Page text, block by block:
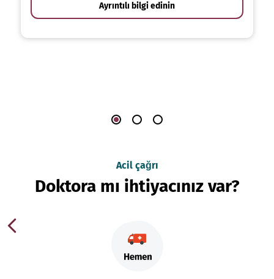
Ayrıntılı bilgi edinin
Acil çağrı
Doktora mı ihtiyacınız var?